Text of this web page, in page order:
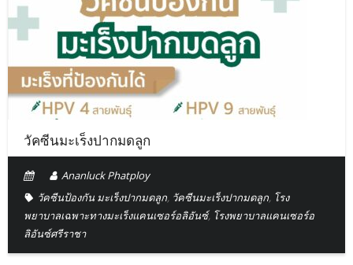
วัคซีนมะเร็งปากมดลูก
Ananluck Phatploy
วัคซีนป้องกัน มะเร็งปากมดลูก, วัคซีนมะเร็งปากมดลูก, โรง
พยาบาลเฉพาะทางมะเร็งแคนเซอร์อลิอันซ์, โรงพยาบาลแคนเซอร์อ
ลิอันซ์ศรีราชา